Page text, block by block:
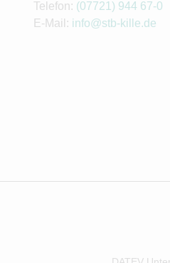
Telefon: (07721) 944 67-0
E-Mail: info@stb-kille.de